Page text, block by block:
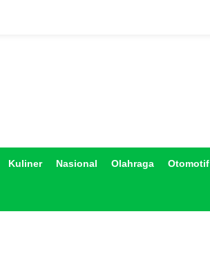
Kuliner Nasional Olahraga Otomotif